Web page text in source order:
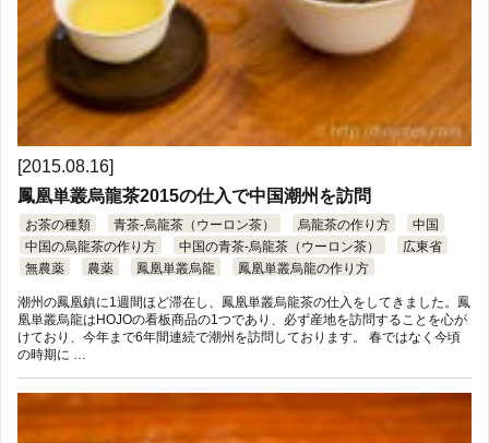
[2015.08.16]
鳳凰単叢烏龍茶2015の仕入で中国潮州を訪問
お茶の種類 青茶-烏龍茶（ウーロン茶） 烏龍茶の作り方
中国
中国の烏龍茶の作り方
中国の青茶-烏龍茶（ウーロン茶）
広東省
無農薬
農薬 鳳凰単叢烏龍 鳳凰単叢烏龍の作り方
潮州の鳳凰鎮に1週間ほど滞在し、鳳凰単叢烏龍茶の仕入をしてきました。鳳
凰単叢烏龍はHOJOの看板商品の1つであり、必ず産地を訪問することを心が
けており、今年まで6年間連続で潮州を訪問しております。 春ではなく今頃
の時期に …